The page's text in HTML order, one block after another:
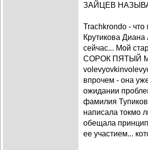
ЗАЙЦЕВ
Trachkrondo -
Крутикова
сейчас... Мой
СОРОК ПЯТЫЙ
впрочем - она
ожидании
фамилия
написала токмо
обещала
ее участием...